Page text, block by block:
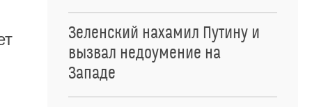
Зеленский нахамил Путину и
вызвал недоумение на
Западе